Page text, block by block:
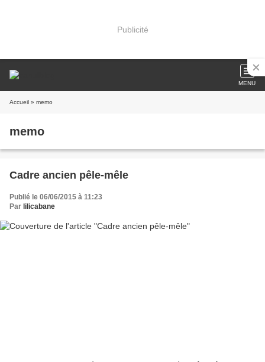
Publicité
MENU
Accueil » memo
memo
Cadre ancien pêle-mêle
Publié le 06/06/2015 à 11:23
Par lilicabane